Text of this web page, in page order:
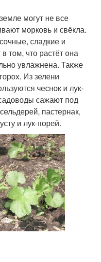
могут не все
морковь и свёкла.
сладкие и
том, что растёт она
увлажнена. Также
Из зелени
чеснок и лук-
сажают под
пастернак,
и лук-порей.